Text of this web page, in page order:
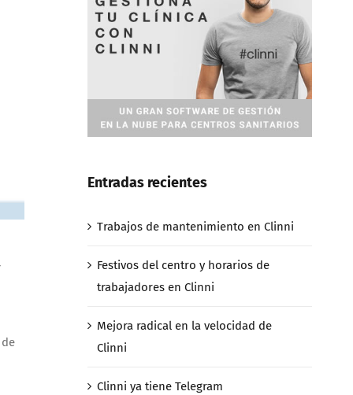
Entradas recientes
Trabajos de mantenimiento en Clinni
Festivos del centro y horarios de
trabajadores en Clinni
Mejora radical en la velocidad de
Clinni
Clinni ya tiene Telegram